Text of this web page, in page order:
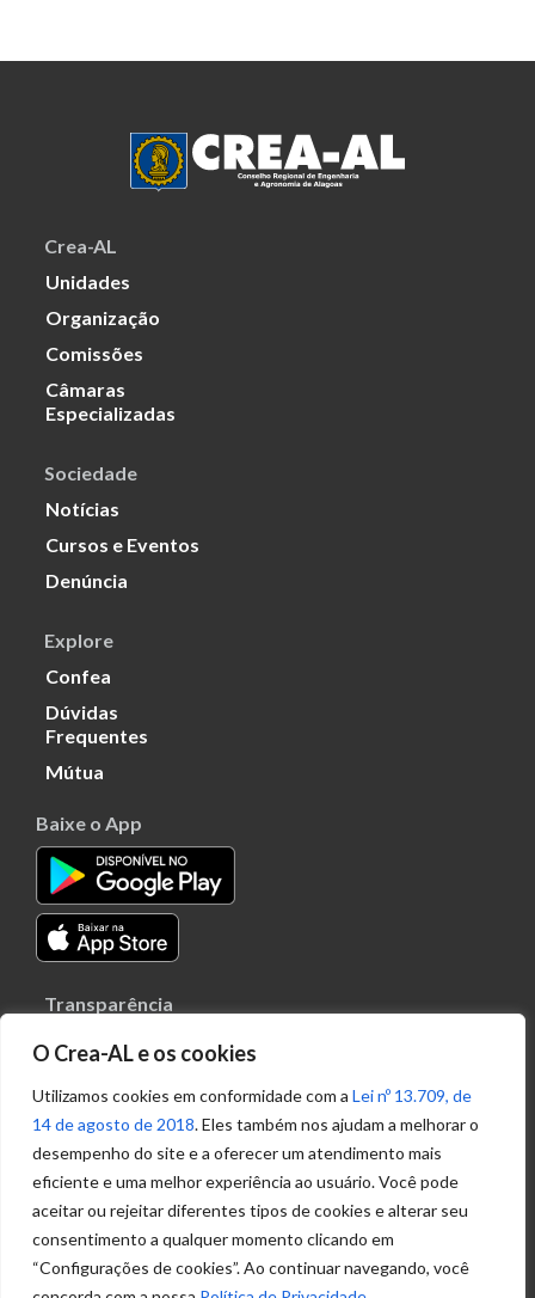
O Crea-AL e os cookies
Utilizamos cookies em conformidade com a Lei nº 13.709, de
14 de agosto de 2018. Eles também nos ajudam a melhorar o
desempenho do site e a oferecer um atendimento mais
eficiente e uma melhor experiência ao usuário. Você pode
aceitar ou rejeitar diferentes tipos de cookies e alterar seu
consentimento a qualquer momento clicando em
“Configurações de cookies”. Ao continuar navegando, você
Crea-AL
Unidades
Organização
Comissões
Câmaras
Especializadas
Sociedade
Notícias
Cursos e Eventos
Denúncia
Explore
Confea
Dúvidas
Frequentes
Mútua
Baixe o App
Transparência
Informação
Política de
Privacidade de
Dados
Ouvidoria
(82) 2123 0864